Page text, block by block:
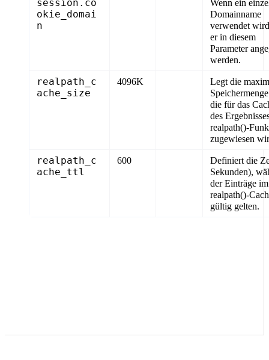
session.co
okie_domai
n
Wenn ein
Domainname
verwendet
er in diesem
Parameter
werden.
realpath_c
ache_size
4096K
Legt die
die für das
des
realpath()-
zugewiesen
realpath_c
ache_ttl
600
Definiert die
Sekunden),
der Einträge im
realpath()-
gültig gelten.